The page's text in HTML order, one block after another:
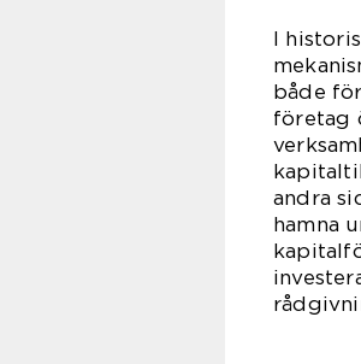
I
både
företag
andra
hamna